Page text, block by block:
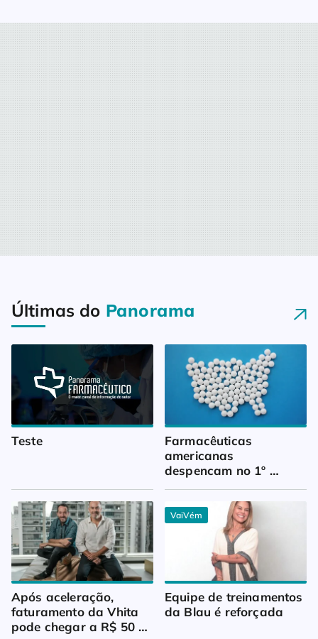
Últimas do Panorama
Teste
Farmacêuticas
americanas
despencam no 1º
Após aceleração,
faturamento da Vhita
pode chegar a R$ 50
VaiVém
Equipe de treinamentos
da Blau é reforçada